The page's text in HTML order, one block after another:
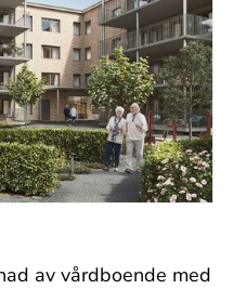
av vårdboende med